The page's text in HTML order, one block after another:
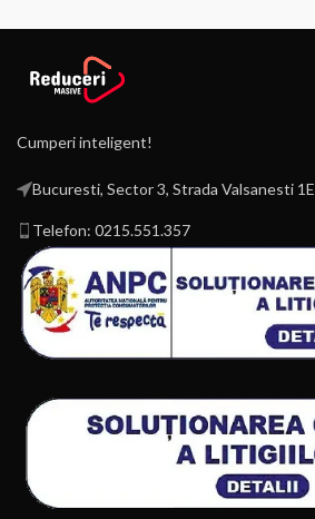
Cumperi inteligent!
Bucuresti, Sector 3, Strada Valsanesti 1E
Telefon: 0215.551.357